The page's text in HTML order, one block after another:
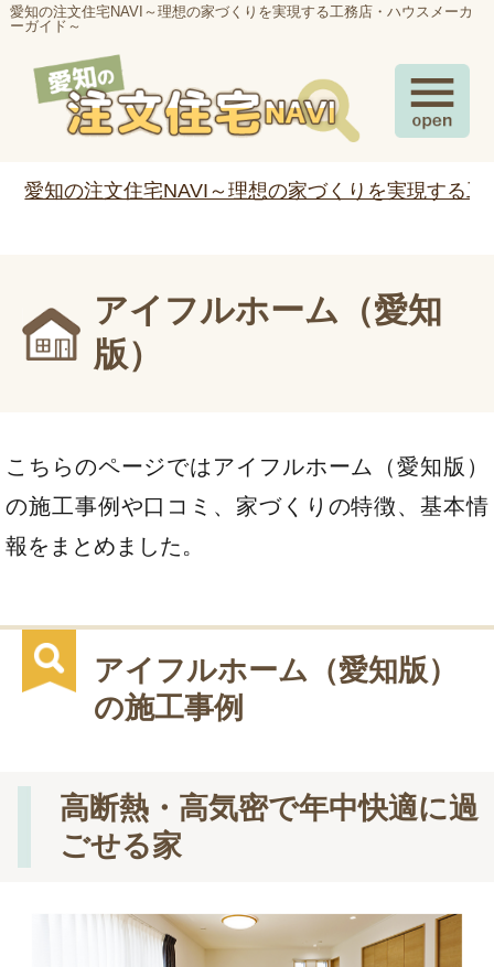
愛知の注文住宅NAVI～理想の家づくりを実現する工務店・ハウスメーカ
ーガイド～
愛知の注文住宅NAVI～理想の家づくりを実現する
アイフルホーム（愛知
版）
こちらのページではアイフルホーム（愛知版）
の施工事例や口コミ、家づくりの特徴、基本情
報をまとめました。
アイフルホーム（愛知版）
の施工事例
高断熱・高気密で年中快適に過
ごせる家